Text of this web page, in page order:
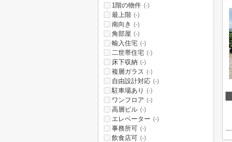
1階の物件 (-)
最上階 (-)
南向き (-)
角部屋 (-)
輸入住宅 (-)
二世帯住宅 (-)
床下収納 (-)
複層ガラス (-)
自由設計対応 (-)
駐車場あり (-)
ワンフロア (-)
高層ビル (-)
エレベーター (-)
事務所可 (-)
飲食店可 (-)